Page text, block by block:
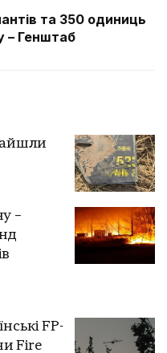
та 350 одиниць
– Генштаб
–
FP-
Fire